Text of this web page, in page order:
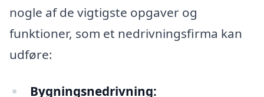
nogle af de vigtigste opgaver og
funktioner, som et nedrivningsfirma kan
udføre:
Bygningsnedrivning: